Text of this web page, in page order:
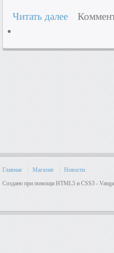
Читать далее
Главная Магазин
Новости
Создано при помощи HTML5 и CSS3 -